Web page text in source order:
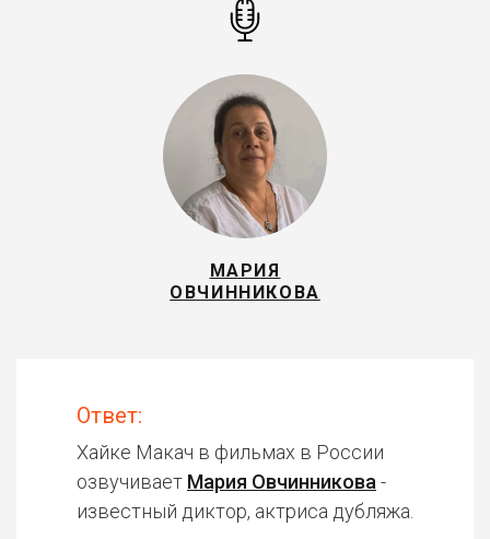
МАРИЯ
ОВЧИННИКОВА
Ответ:
Хайке Макач в фильмах в России
озвучивает Мария Овчинникова -
известный диктор, актриса дубляжа.